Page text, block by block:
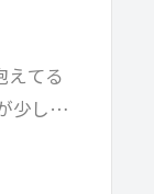
えてる
少しで